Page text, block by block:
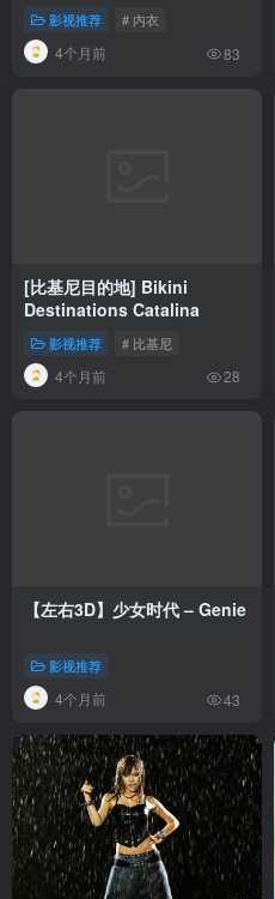
影视推荐 # 内衣
4个月前 83
[比基尼目的地] Bikini
Destinations Catalina
影视推荐 # 比基尼
4个月前 28
【左右3D】少女时代 – Genie
影视推荐
4个月前 43